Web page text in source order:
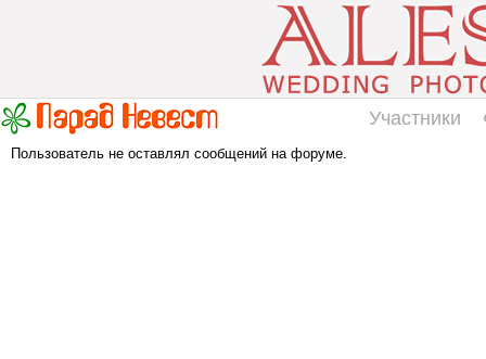
Участники
Пользователь не оставлял сообщений на форуме.